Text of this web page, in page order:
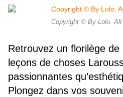
Copyright © By Lolo. All
Retrouvez un florilège
leçons de choses
passionnantes
Plongez dans vos